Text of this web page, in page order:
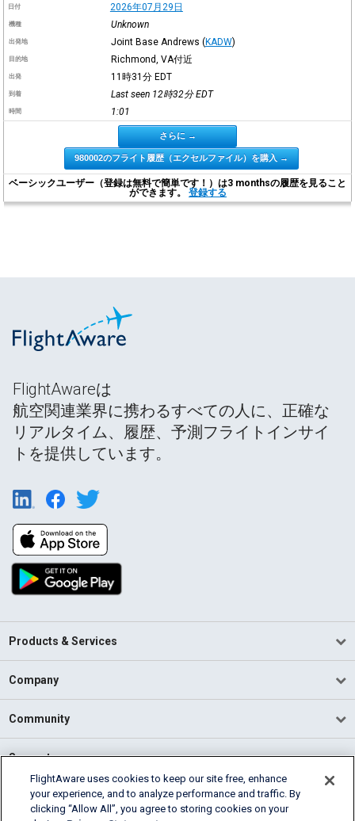
日付 2026年07月29日
機種 Unknown
出発地 Joint Base Andrews (KADW)
目的地 Richmond, VA付近
出発 11時31分 EDT
到着 Last seen 12時32分EDT
時間 1:01
さらに →
980002のフライト履歴（エクセルファイル）を購入 →
ベーシックユーザー（登録は無料で簡単です！）は3 monthsの履歴を見ること
ができます。 登録する
FlightAwareは
航空関連業界に携わるすべての人に、正確な
リアルタイム、履歴、予測フライトインサイ
トを提供しています。
Products & Services
Company
Community
Support
English (USA)
2026 FlightAware
FlightAware uses cookies to keep our site free, enhance
your experience, and to analyze performance and traffic. By
clicking “Allow All”, you agree to storing cookies on your